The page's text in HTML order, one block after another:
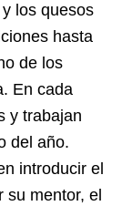
los quesos
hasta
de los
En cada
y trabajan
del año.
introducir el
mentor, el